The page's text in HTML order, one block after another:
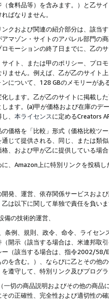
食料品等）を含みます。）と乙サ
ばなりません。
クおよび関連の紹介部分は、該当
マゾン・サイトのアパレル部門の
モーションの終了日までに、乙の
イト、または甲のポリシー、プロ
ません。例えば、乙が乙のサイト
について、128 GBのメモリーがあ
します。乙が乙のサイトに掲載し
ます。(a)甲が価格および在庫の
、 本ライセンスに定めるCreators
価格を「比較」形式（価格比較ツ
じて提供される、同じ、または類
、および甲が乙に提供している場
、Amazon上に特別リンクを投稿
発、運営、依存関係サービスおよ
は以下に関して単独で責任を負い
の技術的運営、
条例、規則、政令、命令、ライセ
開示（該当する場合は、米連邦取
（該当する場合は、指令2002/58/
を含む。）、ならびに乙とその他
遵守して、特別リンク及びプログ
一切の商品説明およびその他の商
の正確性、完全性および適切性の